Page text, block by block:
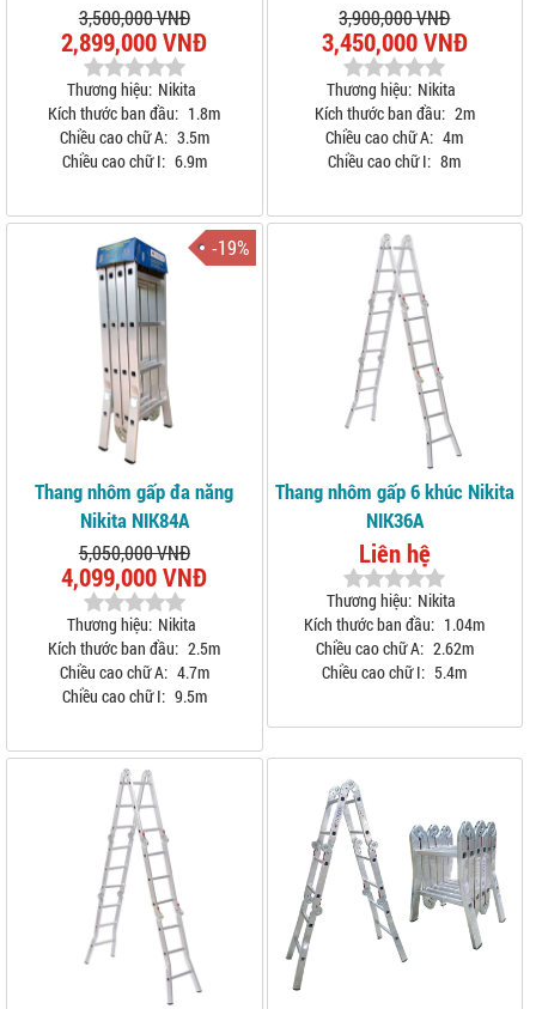
3,500,000 VNĐ
2,899,000 VNĐ
Thương hiệu: Nikita
Kích thước ban đầu: 1.8m
Chiều cao chữ A: 3.5m
Chiều cao chữ I: 6.9m
3,900,000 VNĐ
3,450,000 VNĐ
Thương hiệu: Nikita
Kích thước ban đầu: 2m
Chiều cao chữ A: 4m
Chiều cao chữ I: 8m
-19%
Thang nhôm gấp đa năng
Nikita NIK84A
5,050,000 VNĐ
4,099,000 VNĐ
Thương hiệu: Nikita
Kích thước ban đầu: 2.5m
Chiều cao chữ A: 4.7m
Chiều cao chữ I: 9.5m
Thang nhôm gấp 6 khúc Nikita
NIK36A
Liên hệ
Thương hiệu: Nikita
Kích thước ban đầu: 1.04m
Chiều cao chữ A: 2.62m
Chiều cao chữ I: 5.4m